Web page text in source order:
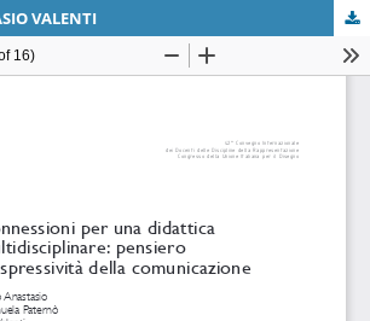
VALENTI